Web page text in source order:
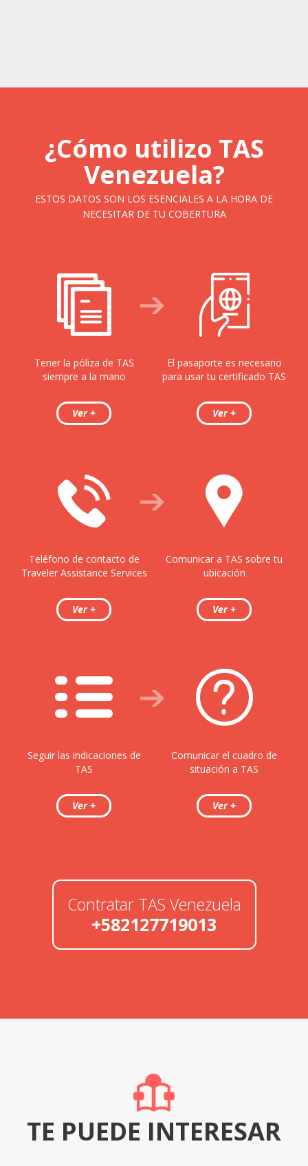
¿Cómo utilizo TAS
Venezuela?
ESTOS DATOS SON LOS ESENCIALES A LA HORA DE
NECESITAR DE TU COBERTURA
Tener la póliza de TAS
siempre a la mano
El pasaporte es necesario
para usar tu certificado TAS
Teléfono de contacto de
Traveler Assistance Services
Comunicar a TAS sobre tu
ubicación
Seguir las indicaciones de
TAS
Comunicar el cuadro de
situación a TAS
Contratar TAS Venezuela
+582127719013
TE PUEDE INTERESAR